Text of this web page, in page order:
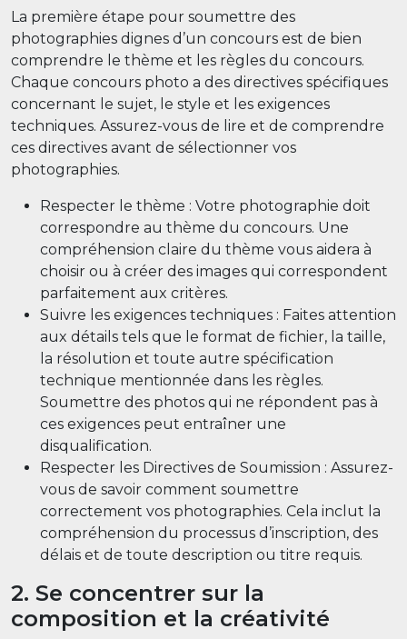
La première étape pour soumettre des
photographies dignes d’un concours est de bien
comprendre le thème et les règles du concours.
Chaque concours photo a des directives spécifiques
concernant le sujet, le style et les exigences
techniques. Assurez-vous de lire et de comprendre
ces directives avant de sélectionner vos
photographies.
Respecter le thème : Votre photographie doit
correspondre au thème du concours. Une
compréhension claire du thème vous aidera à
choisir ou à créer des images qui correspondent
parfaitement aux critères.
Suivre les exigences techniques : Faites attention
aux détails tels que le format de fichier, la taille,
la résolution et toute autre spécification
technique mentionnée dans les règles.
Soumettre des photos qui ne répondent pas à
ces exigences peut entraîner une
disqualification.
Respecter les Directives de Soumission : Assurez-
vous de savoir comment soumettre
correctement vos photographies. Cela inclut la
compréhension du processus d’inscription, des
délais et de toute description ou titre requis.
2. Se concentrer sur la
composition et la créativité